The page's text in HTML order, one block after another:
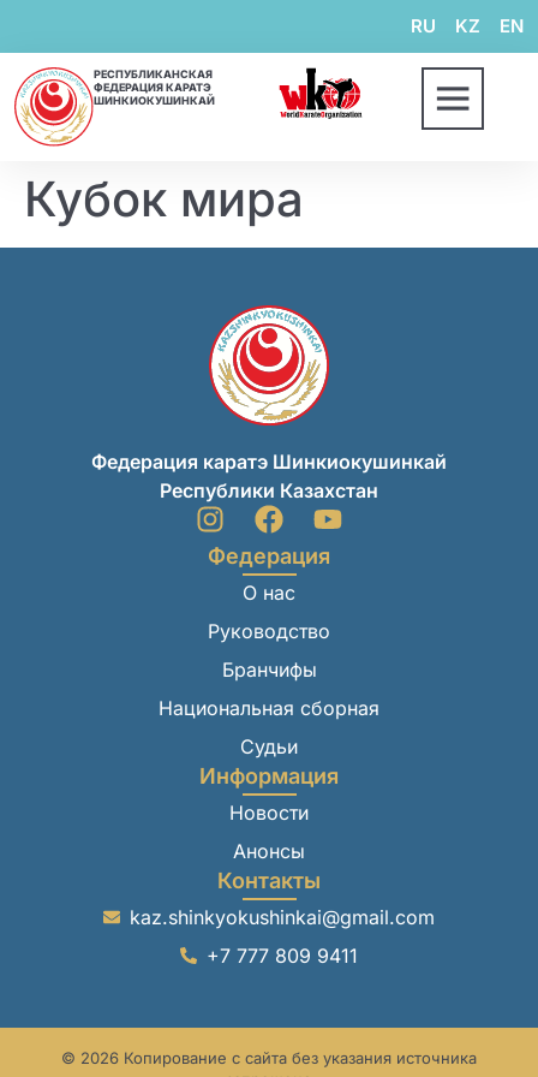
RU KZ EN
РЕСПУБЛИКАНСКАЯ
ФЕДЕРАЦИЯ КАРАТЭ
ШИНКИОКУШИНКАЙ
Кубок мира
Федерация каратэ Шинкиокушинкай
Республики Казахстан
Федерация
О нас
Руководство
Бранчифы
Национальная сборная
Судьи
Информация
Новости
Анонсы
Контакты
kaz.shinkyokushinkai@gmail.com
+7 777 809 9411
© 2026 Копирование с сайта без указания источника